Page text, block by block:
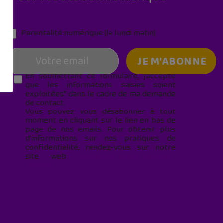
Parentalité numérique (le lundi matin)
En soumettant ce formulaire, j’accepte
que les informations saisies soient
exploitées* dans le cadre de ma demande
de contact.
Vous pouvez vous désabonner à tout
moment en cliquant sur le lien en bas de
page de nos emails. Pour obtenir plus
d'informations sur nos pratiques de
confidentialité, rendez-vous sur notre
site web